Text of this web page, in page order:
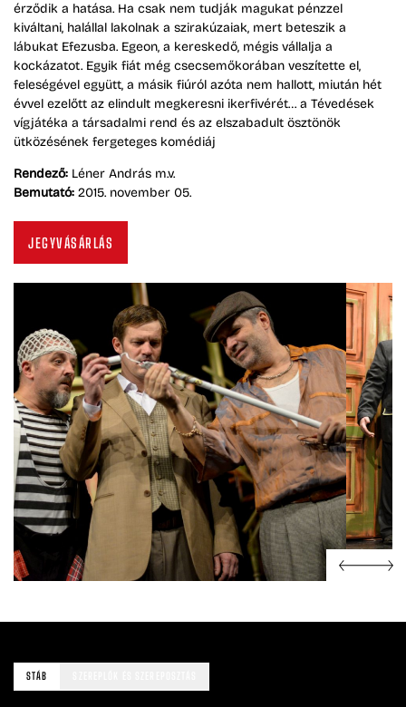
érződik a hatása. Ha csak nem tudják magukat pénzzel
kiváltani, halállal lakolnak a szirakúzaiak, mert beteszik a
lábukat Efezusba. Egeon, a kereskedő, mégis vállalja a
kockázatot. Egyik fiát még csecsemőkorában veszítette el,
feleségével együtt, a másik fiúról azóta nem hallott, miután hét
évvel ezelőtt az elindult megkeresni ikerfivérét… a Tévedések
vígjátéka a társadalmi rend és az elszabadult ösztönök
ütközésének fergeteges komédiáj
Rendező: Léner András m.v.
Bemutató: 2015. november 05.
JEGYVÁSÁRLÁS
STÁB